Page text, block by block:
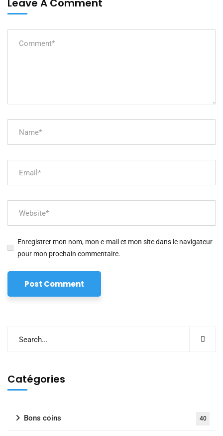
Leave A Comment
Enregistrer mon nom, mon e-mail et mon site dans le navigateur
pour mon prochain commentaire.
Catégories
Bons coins 40